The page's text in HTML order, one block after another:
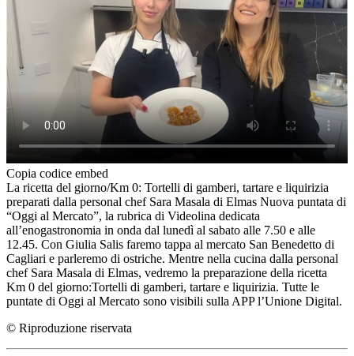
Copia codice embed
La ricetta del giorno/Km 0: Tortelli di gamberi, tartare e liquirizia
preparati dalla personal chef Sara Masala di Elmas Nuova puntata di
“Oggi al Mercato”, la rubrica di Videolina dedicata
all’enogastronomia in onda dal lunedì al sabato alle 7.50 e alle
12.45. Con Giulia Salis faremo tappa al mercato San Benedetto di
Cagliari e parleremo di ostriche. Mentre nella cucina dalla personal
chef Sara Masala di Elmas, vedremo la preparazione della ricetta
Km 0 del giorno:Tortelli di gamberi, tartare e liquirizia. Tutte le
puntate di Oggi al Mercato sono visibili sulla APP l’Unione Digital.
© Riproduzione riservata